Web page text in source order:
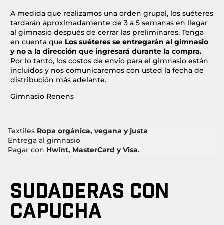
A medida que realizamos una orden grupal, los suéteres
tardarán aproximadamente de 3 a 5 semanas en llegar
al gimnasio después de cerrar las preliminares. Tenga
en cuenta que Los suéteres se entregarán al gimnasio
y no a la dirección que ingresará durante la compra.
Por lo tanto, los costos de envío para el gimnasio están
incluidos y nos comunicaremos con usted la fecha de
distribución más adelante.
Gimnasio Renens
Textiles Ropa orgánica, vegana y justa
Entrega al gimnasio
Pagar con Hwint, MasterCard y Visa.
SUDADERAS CON
CAPUCHA